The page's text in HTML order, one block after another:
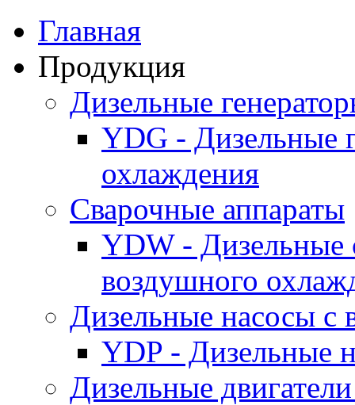
Главная
Продукция
Дизельные
YDG - Дизельные
охлаждения
Cварочные аппараты
YDW - Дизельные
воздушного
Дизельные насосы
YDP - Дизельные
Дизельные